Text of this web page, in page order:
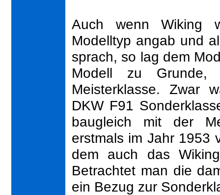
Auch wenn Wiking
Modelltyp angab und
sprach, so lag dem
Modell zu
Meisterklasse. Zwar
DKW F91
baugleich mit der
erstmals im Jahr 1953
dem auch das
Betrachtet man die
ein Bezug zur